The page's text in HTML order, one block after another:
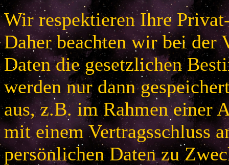
Wir respektieren Ihre
Daher beachten wir bei der
Daten die gesetzlichen
werden nur dann
aus, z.B. im Rahmen einer
mit einem Vertragsschluss
persönlichen Daten zu